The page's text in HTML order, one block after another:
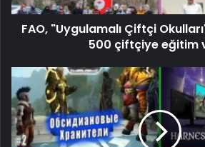
FAO, "Uygulamalı Çiftçi
500 çiftçiye eğitim